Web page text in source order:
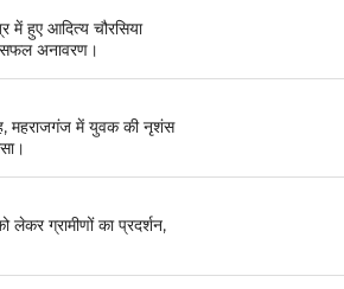
में हुए आदित्य चौरसिया
सफल अनावरण।
महराजगंज में युवक की नृशंस
लेकर ग्रामीणों का प्रदर्शन,